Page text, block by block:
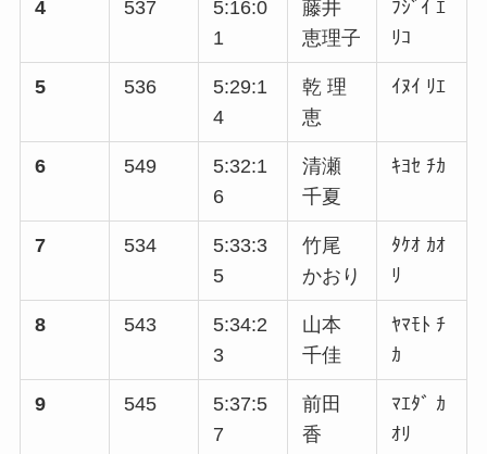
4 537
5:16:0
1
藤井
恵理子
ﾌｼﾞｲ ｴ
ﾘｺ
5 536
5:29:1
4
乾 理
恵
ｲﾇｲ ﾘｴ
6 549
5:32:1
6
清瀬
千夏
ｷﾖｾ ﾁｶ
7 534
5:33:3
5
竹尾
かおり
ﾀｹｵ ｶｵ
ﾘ
8 543
5:34:2
3
山本
千佳
ﾔﾏﾓﾄ ﾁ
ｶ
9 545
5:37:5
7
前田
香
ﾏｴﾀﾞ ｶ
ｵﾘ